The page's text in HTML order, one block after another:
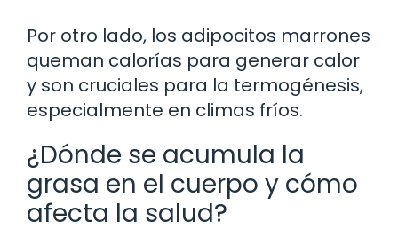
Por otro lado, los adipocitos marrones
queman calorías para generar calor
y son cruciales para la termogénesis,
especialmente en climas fríos.
¿Dónde se acumula la
grasa en el cuerpo y cómo
afecta la salud?